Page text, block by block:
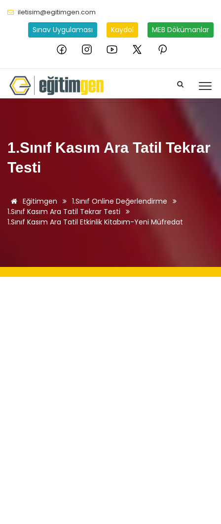
iletisim@egitimgen.com
Sınav Uygulaması Kaydol MEB Dökümanlar
1.Sınıf Kasım Ara Tatil Tekrar
Testi
Eğitimgen
1.Sınıf Online Değerlendirme
1.Sınıf Kasım Ara Tatil Tekrar Testi
1.Sınıf Kasım Ara Tatil Etkinlik Kitabım-Yeni Müfredat